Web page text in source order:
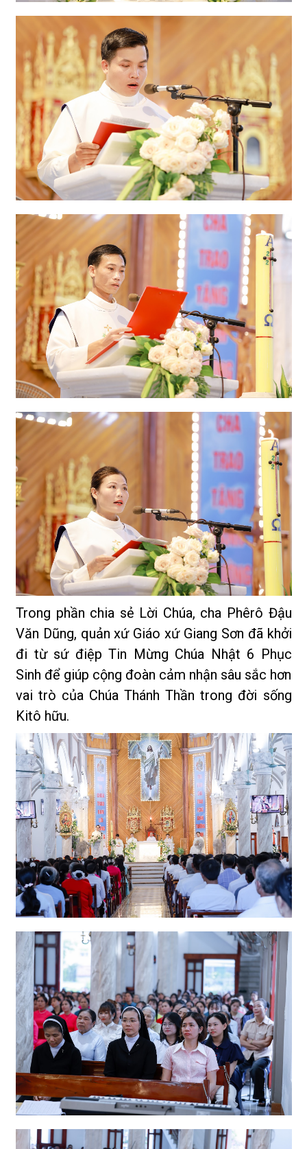
Trong phần chia sẻ Lời Chúa, cha Phêrô Đậu
Văn Dũng, quản xứ Giáo xứ Giang Sơn đã khởi
đi từ sứ điệp Tin Mừng Chúa Nhật 6 Phục
Sinh để giúp cộng đoàn cảm nhận sâu sắc hơn
vai trò của Chúa Thánh Thần trong đời sống
Kitô hữu.